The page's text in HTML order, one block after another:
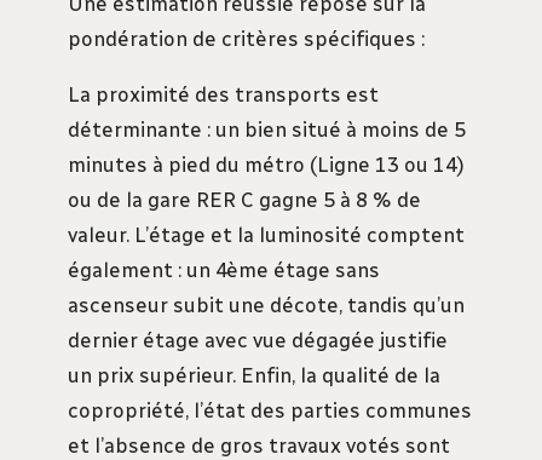
pondération de critères spécifiques :
La proximité des transports est
déterminante : un bien situé à moins de 5
minutes à pied du métro (Ligne 13 ou 14)
ou de la gare RER C gagne 5 à 8 % de
valeur. L’étage et la luminosité comptent
également : un 4ème étage sans
ascenseur subit une décote, tandis qu’un
dernier étage avec vue dégagée justifie
un prix supérieur. Enfin, la qualité de la
copropriété, l’état des parties communes
et l’absence de gros travaux votés sont